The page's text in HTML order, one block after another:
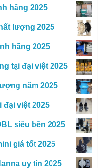
hãng 2025
lượng 2025
hãng 2025
tại đại việt 2025
năm 2025
đại việt 2025
siêu bền 2025
giá tốt 2025
uy tín 2025